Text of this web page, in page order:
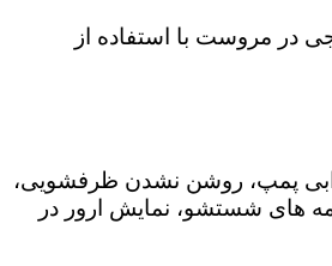
در مروست با استفاده از
پمپ، روشن نشدن ظرفشویی،
های شستشو، نمایش ارور در